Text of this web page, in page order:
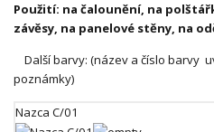
Použití: na čalounění, na
závěsy, na panelové stěny, na
Další barvy: (název a číslo barvy
poznámky)
Nazca C/01